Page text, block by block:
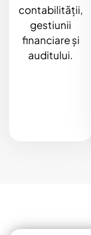
contabilității,
gestiunii
financiare și
auditului.